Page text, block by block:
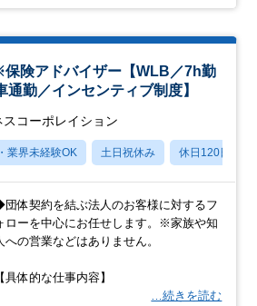
険アドバイザー【WLB／7h勤
勤／インセンティブ制度】
コーポレイション
業界未経験OK 土日祝休み 休日120日以上
体契約を結ぶ法人のお客様に対するフ
ローを中心にお任せします。※家族や知
への営業などはありません。
【具体的な仕事内容】
…続きを読む